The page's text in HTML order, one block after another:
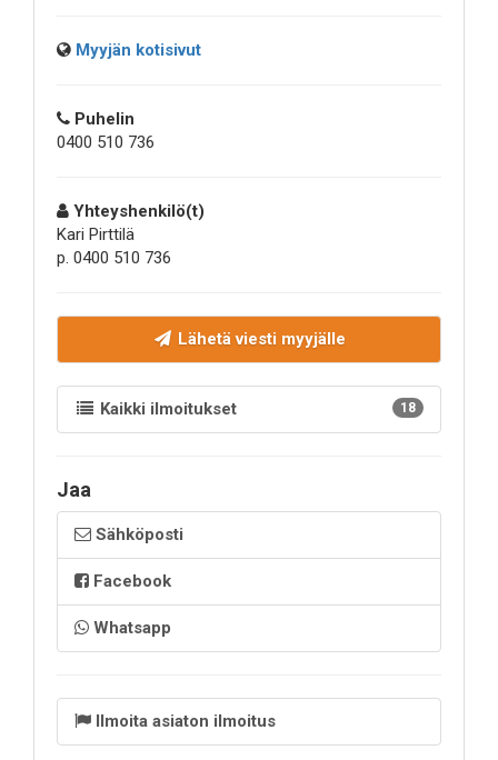
Myyjän kotisivut
Puhelin
0400 510 736
Yhteyshenkilö(t)
Kari Pirttilä
p. 0400 510 736
Lähetä viesti myyjälle
Kaikki ilmoitukset 18
Jaa
Sähköposti
Facebook
Whatsapp
Ilmoita asiaton ilmoitus